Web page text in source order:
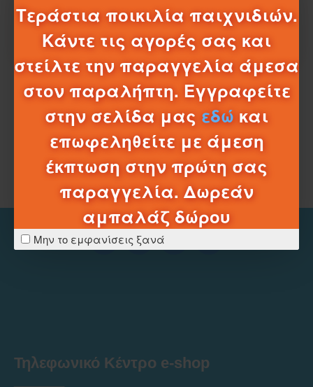
Τεράστια ποικιλία παιχνιδιών.
Κάντε τις αγορές σας και
στείλτε την παραγγελία άμεσα
στον παραλήπτη. Εγγραφείτε
στην σελίδα μας εδώ και
επωφεληθείτε με άμεση
έκπτωση στην πρώτη σας
παραγγελία. Δωρεάν
αμπαλάζ δώρου
Μην το εμφανίσεις ξανά
Λούτρινα της εταιρίας Aroma Home, με απαλή
υφή ιδανικά ως διακοσμητικά για το δωμάτιο ή
το κρεβάτι.
Δεν υπάρχουν προϊόντα σε αυτήν την κατηγορία.
Τηλεφωνικό Κέντρο e-shop